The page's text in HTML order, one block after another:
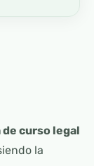
curso legal
la